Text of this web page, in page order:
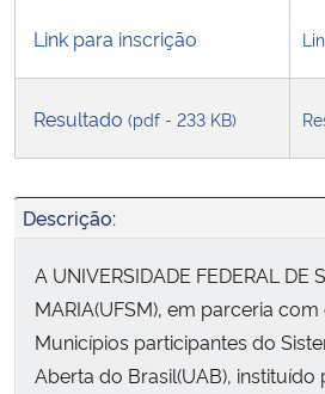
Secretaria-Geral
Secretaria de Governo
Banco Central do Brasil
Planalto
Link para inscrição
Resultado (pdf - 233 KB)
Descrição:
A UNIVERSIDADE FEDERAL DE
MARIA(UFSM), em parceria
Municípios participantes do
Aberta do Brasil(UAB), instituído